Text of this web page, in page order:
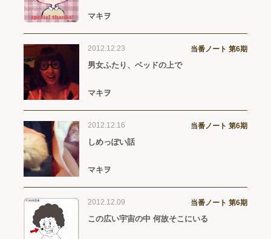
マキヲ
2012.12.23 当番ノート 第6期
男女ふたり、ベッドの上で
マキヲ
2012.12.16 当番ノート 第6期
しめっぽい話
マキヲ
2012.12.09 当番ノート 第6期
この広い宇宙の中 何故そこにいる